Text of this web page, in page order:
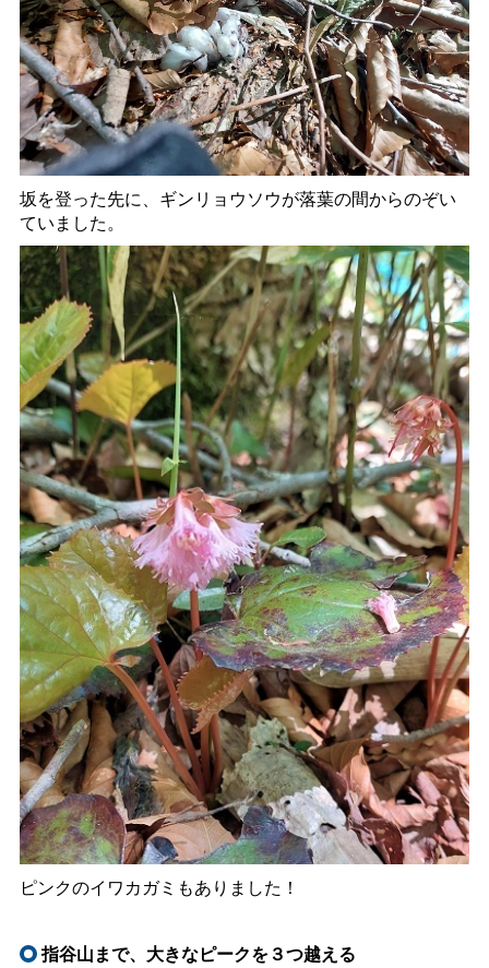
坂を登った先に、ギンリョウソウが落葉の間からのぞい
ていました。
ピンクのイワカガミもありました！
指谷山まで、大きなピークを３つ越える